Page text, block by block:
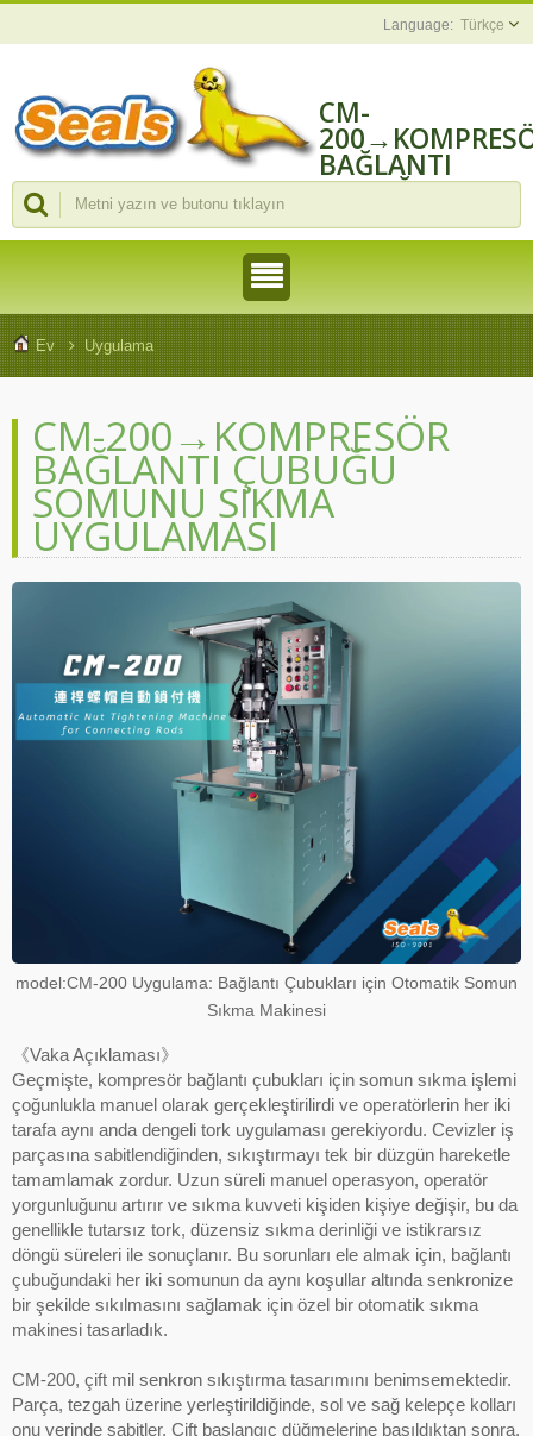
Türkçe
CM-
BAĞLANTI
ÇUBUĞU
SOMUNU SIKMA
UYGULAMASI |
CHENGMAO
TOOLS
INDUSTRIAL CO.,
LTD.
Ev Uygulama
CM-200→KOMPRESÖR
BAĞLANTI ÇUBUĞU
SOMUNU SIKMA
UYGULAMASI
model:CM-200 Uygulama: Bağlantı Çubukları için Otomatik Somun
Sıkma Makinesi
《Vaka Açıklaması》
Geçmişte, kompresör bağlantı çubukları için somun sıkma işlemi
çoğunlukla manuel olarak gerçekleştirilirdi ve operatörlerin her iki
tarafa aynı anda dengeli tork uygulaması gerekiyordu. Cevizler iş
parçasına sabitlendiğinden, sıkıştırmayı tek bir düzgün hareketle
tamamlamak zordur. Uzun süreli manuel operasyon, operatör
yorgunluğunu artırır ve sıkma kuvveti kişiden kişiye değişir, bu da
genellikle tutarsız tork, düzensiz sıkma derinliği ve istikrarsız
döngü süreleri ile sonuçlanır. Bu sorunları ele almak için, bağlantı
çubuğundaki her iki somunun da aynı koşullar altında senkronize
bir şekilde sıkılmasını sağlamak için özel bir otomatik sıkma
makinesi tasarladık.
CM-200, çift mil senkron sıkıştırma tasarımını benimsemektedir.
Parça, tezgah üzerine yerleştirildiğinde, sol ve sağ kelepçe kolları
onu yerinde sabitler. Çift başlangıç düğmelerine basıldıktan sonra,